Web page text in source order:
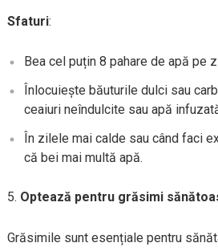
Sfaturi:
Bea cel puțin 8 pahare de apă pe
Înlocuiește băuturile dulci sau
ceaiuri neîndulcite sau apă
În zilele mai calde sau când faci
că bei mai multă apă.
Optează pentru grăsimi
Grăsimile sunt esențiale pentru